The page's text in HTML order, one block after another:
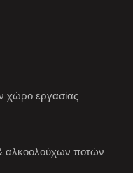
χώρο εργασίας
αλκοολούχων ποτών